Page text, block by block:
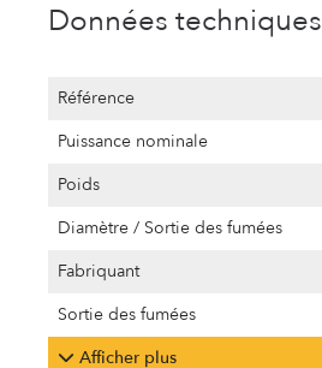
Données techniques
Référence
Puissance nominale
Poids
Diamètre / Sortie des fumées
Fabriquant
Sortie des fumées
Afficher plus